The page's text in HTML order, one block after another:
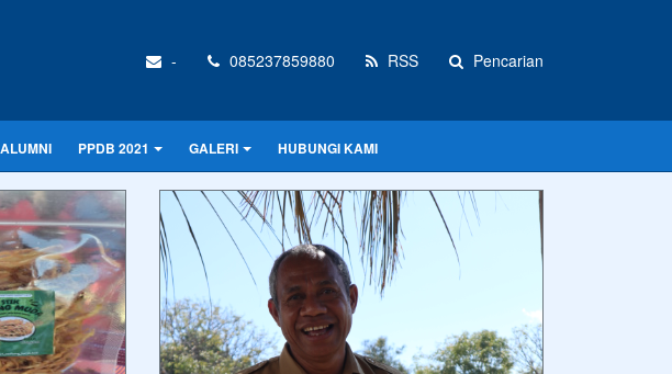
- 085237859880 RSS Pencarian
PPDB 2021 GALERI HUBUNGI KAMI